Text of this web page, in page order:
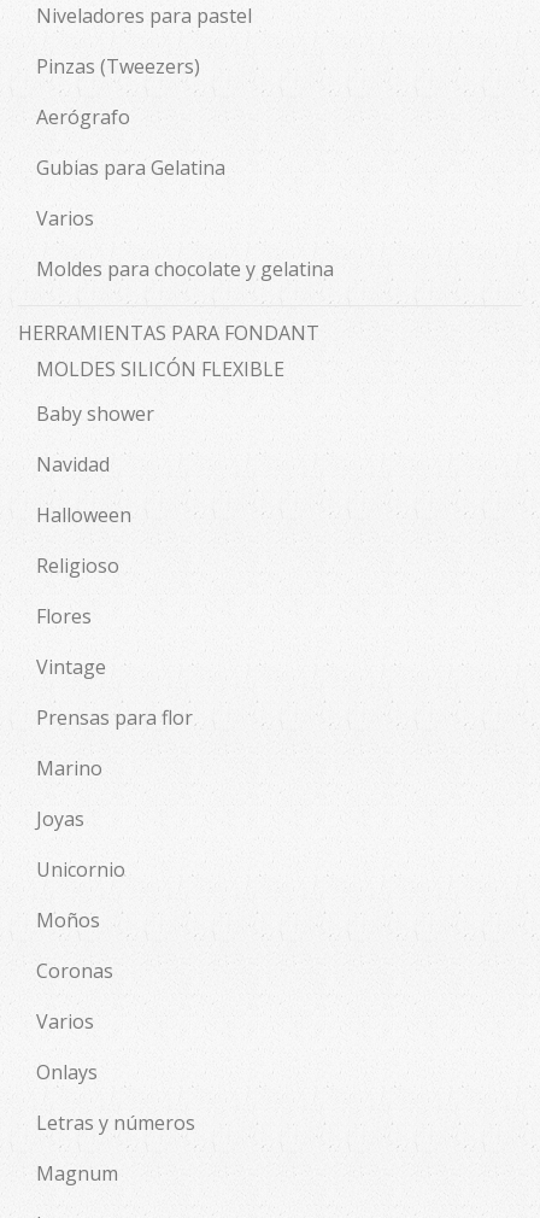
Niveladores para pastel
Pinzas (Tweezers)
Aerógrafo
Gubias para Gelatina
Varios
Moldes para chocolate y gelatina
HERRAMIENTAS PARA FONDANT
MOLDES SILICÓN FLEXIBLE
Baby shower
Navidad
Halloween
Religioso
Flores
Vintage
Prensas para flor
Marino
Joyas
Unicornio
Moños
Coronas
Varios
Onlays
Letras y números
Magnum